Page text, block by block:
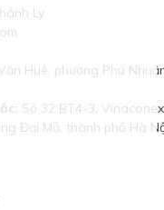
Ly
Huê, phường Phú
Số 32 BT4-3,
Đại Mỗ, thành phố Hà